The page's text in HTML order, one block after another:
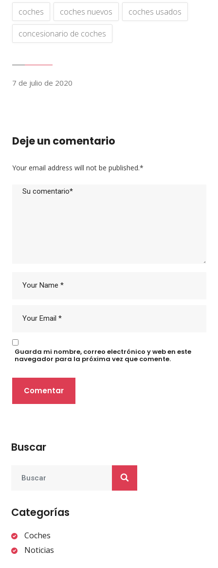
coches coches nuevos coches usados
concesionario de coches
7 de julio de 2020
Deje un comentario
Your email address will not be published.*
Guarda mi nombre, correo electrónico y web en este
navegador para la próxima vez que comente.
Comentar
Buscar
Categorías
Coches
Noticias